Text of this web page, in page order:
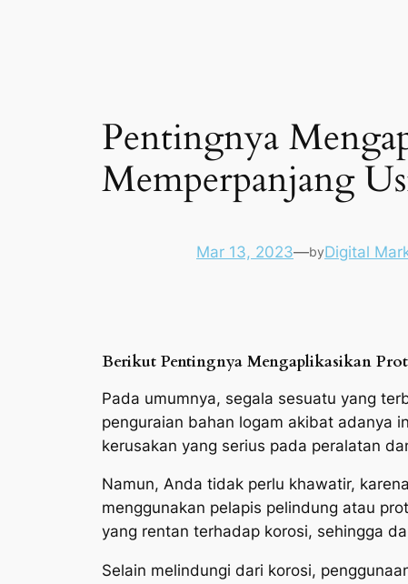
Pentingnya
Memperpanjang
Mar 13, 2023—byDigital
Berikut Pentingnya Mengaplikasikan
Pada umumnya, segala sesuatu yang
penguraian bahan logam akibat adanya
kerusakan yang serius pada peralatan
Namun, Anda tidak perlu khawatir,
menggunakan pelapis pelindung atau
yang rentan terhadap korosi, sehingga
Selain melindungi dari korosi,